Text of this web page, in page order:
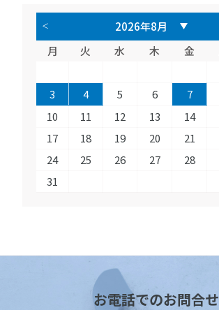
月 火 水 木 金
3
4 5 6 7
10
11 12 13 14
17
18 19 20 21
24
25 26 27 28
31
お電話でのお問合せ